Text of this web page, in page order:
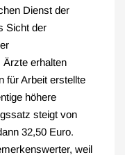
Dienst der
Sicht der
Ärzte erhalten
für Arbeit erstellte
höhere
steigt von
32,50 Euro.
weil